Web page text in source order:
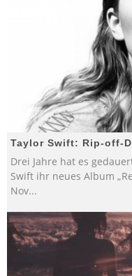
Taylor Swift: Rip-off-
Drei Jahre hat es
Swift ihr neues Album
Nov...